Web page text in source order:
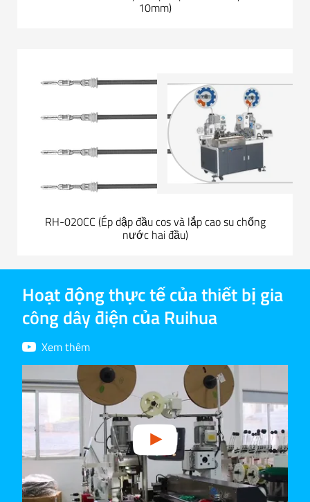
10mm)
RH-020CC (Ép dập đầu cos và lắp cao su chống
nước hai đầu)
Hoạt động thực tế của thiết bị gia
công dây điện của Ruihua
Xem thêm